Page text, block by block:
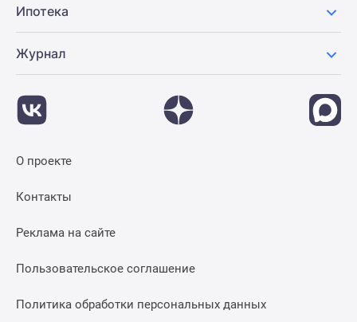
Ипотека
Журнал
О проекте
Контакты
Реклама на сайте
Пользовательское соглашение
Политика обработки персональных данных